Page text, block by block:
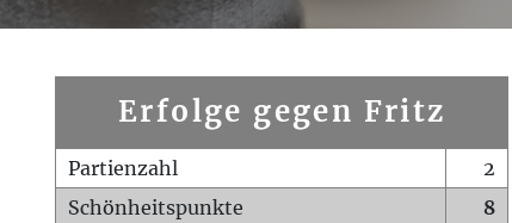
Erfolge gegen Fritz
Partienzahl
2
Schönheitspunkte
8